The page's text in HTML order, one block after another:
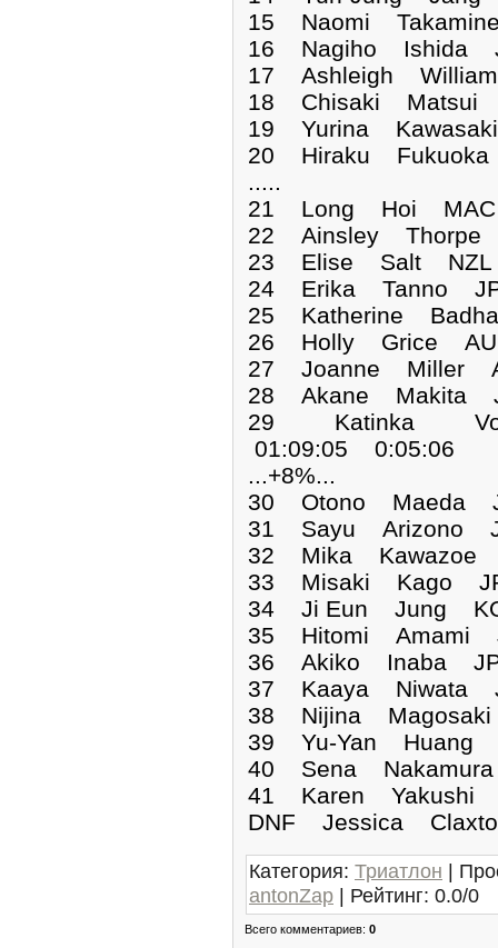
15 Naomi
16 Nagiho Ishida
17 Ashleigh
18 Chisaki Matsui
19 Yurina
20 Hiraku
.....
21 Long Hoi MAC
22 Ainsley Thorpe
23 Elise Salt NZL
24 Erika Tanno
25 Katherine
26 Holly Grice
27 Joanne Miller
28 Akane Makita
29 Katinka Von
01:09:05 0:05:06
...+8%...
30 Otono Maeda
31 Sayu Arizono
32 Mika Kawazoe
33 Misaki Kago
34 Ji Eun Jung
35 Hitomi Amami
36 Akiko Inaba
37 Kaaya Niwata
38 Nijina
39 Yu-Yan Huang
40 Sena
41 Karen Yakushi
DNF Jessica
Категория: Триатлон |
antonZap | Рейтинг: 0.0/0
Всего комментариев: 0